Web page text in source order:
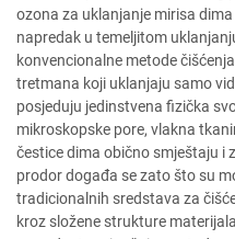
ozona za uklanjanje mirisa
napredak u temeljitom
konvencionalne metode
tretmana koji uklanjaju samo
posjeduju jedinstvena fizička
mikroskopske pore, vlakna
čestice dima obično smještaju i
prodor događa se zato što su
tradicionalnih sredstava za
kroz složene strukture